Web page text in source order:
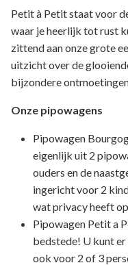
Petit à Petit staat voor
waar je heerlijk tot rust
zittend aan onze grote
uitzicht over de
bijzondere
Onze pipowagens
Pipowagen
eigenlijk uit 2
ouders en de
ingericht voor 2
wat privacy heeft
Pipowagen Petit a
bedstede! U kunt
ook voor 2 of 3